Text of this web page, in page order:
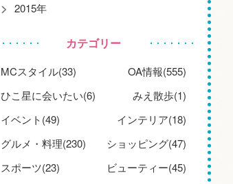
2015年
カテゴリー
MCスタイル(33)
OA情報(555)
ひこ星に会いたい(6)
みえ散歩(1)
イベント(49)
インテリア(18)
グルメ・料理(230)
ショッピング(47)
スポーツ(23)
ビューティー(45)